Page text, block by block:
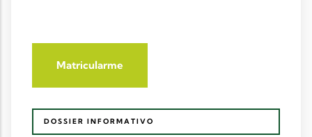
Matricularme
DOSSIER INFORMATIVO